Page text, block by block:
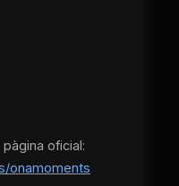
oficial:
onamoments